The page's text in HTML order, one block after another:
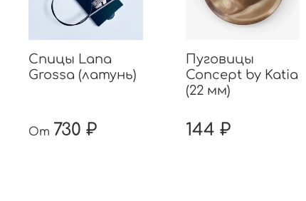
Спицы Lana
Grossa (латунь)
От 730 ₽
Пуговицы
Concept by Katia
(22 мм)
144 ₽